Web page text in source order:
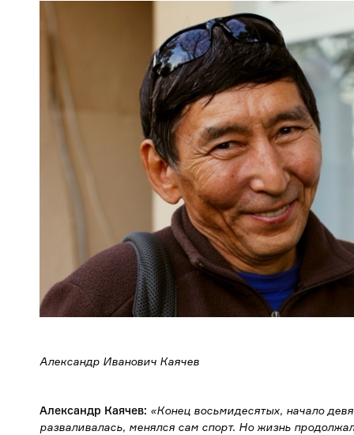
Александр Иванович Каячев
Александр Каячев: «Конец восьмидесятых, начало
разваливалась, менялся сам спорт. Но жизнь